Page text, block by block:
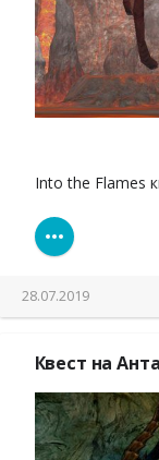
Into the Flames
28.07.2019
Квест на